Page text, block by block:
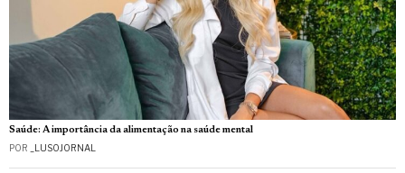
Saúde: A importância da alimentação na saúde mental
POR _LUSOJORNAL